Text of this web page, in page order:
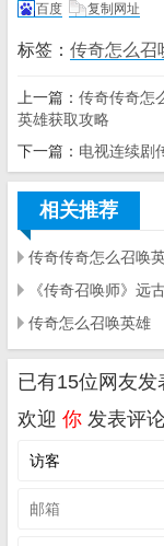
百度
复制网址
标签： 传奇怎么召
上一篇： 传奇传奇怎
英雄获取攻略
下一篇： 电视连续剧
相关推荐
《传奇召唤师》远
传奇怎么召唤英雄
已有15位网友发
欢迎 你 发表评